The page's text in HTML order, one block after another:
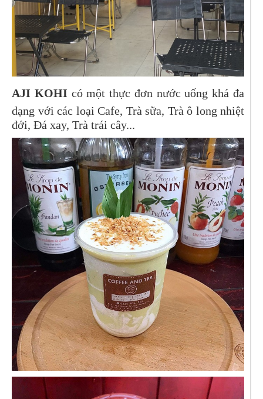
AJI KOHI có một thực đơn nước uống khá đa
dạng với các loại Cafe, Trà sữa, Trà ô long nhiệt
đới, Đá xay, Trà trái cây...